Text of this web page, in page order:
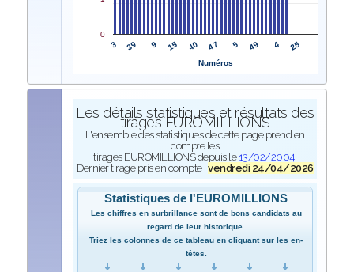
3 39 9 15 40 47 5 49 4 25
0
Numéros
Les détails statistiques et résultats des
tirages EUROMILLIONS
L'ensemble des statistiques de cette page prend en
compte les
tirages EUROMILLIONS depuis le 13/02/2004.
Dernier tirage pris en compte :vendredi 24/04/2026
Statistiques de l'EUROMILLIONS
Les chiffres en surbrillance sont de bons candidats au
regard de leur historique.
Triez les colonnes de ce tableau en cliquant sur les en-
têtes.